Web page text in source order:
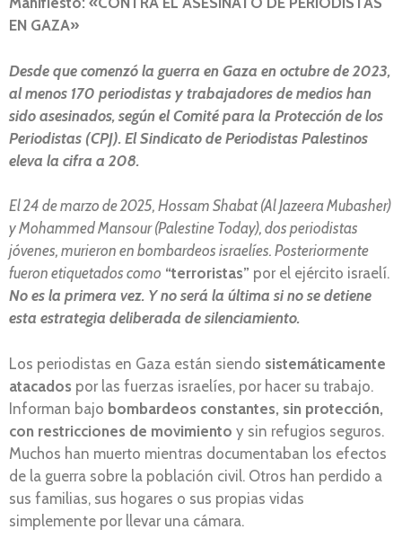
EN GAZA»
Desde que comenzó la guerra en Gaza en octubre de 2023,
al menos 170 periodistas y trabajadores de medios han
sido asesinados, según el Comité para la Protección de los
Periodistas (CPJ). El Sindicato de Periodistas Palestinos
eleva la cifra a 208.
El 24 de marzo de 2025, Hossam Shabat (Al Jazeera Mubasher)
y Mohammed Mansour (Palestine Today), dos periodistas
jóvenes, murieron en bombardeos israelíes. Posteriormente
fueron etiquetados como “terroristas” por el ejército israelí.
No es la primera vez. Y no será la última si no se detiene
esta estrategia deliberada de silenciamiento.
Los periodistas en Gaza están siendo sistemáticamente
atacados por las fuerzas israelíes, por hacer su trabajo.
Informan bajo bombardeos constantes, sin protección,
con restricciones de movimiento y sin refugios seguros.
Muchos han muerto mientras documentaban los efectos
de la guerra sobre la población civil. Otros han perdido a
sus familias, sus hogares o sus propias vidas
simplemente por llevar una cámara.